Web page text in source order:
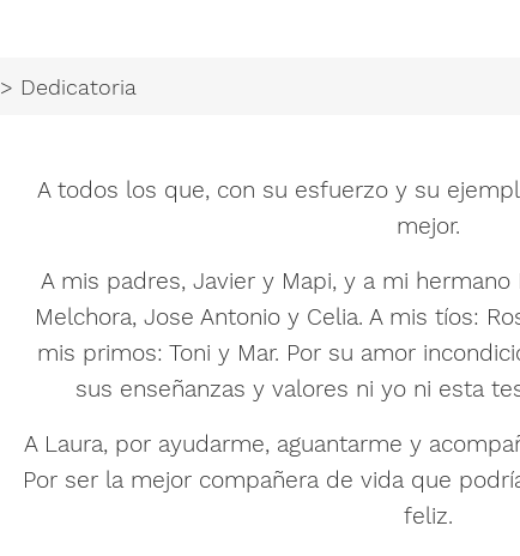
> Dedicatoria
A todos los que, con su esfuerzo y su
mejor.
A mis padres, Javier y Mapi, y a mi hermano
Melchora, Jose Antonio y Celia. A mis tíos:
mis primos: Toni y Mar. Por su amor
sus enseñanzas y valores ni yo ni esta
A Laura, por ayudarme, aguantarme y
Por ser la mejor compañera de vida que
feliz.